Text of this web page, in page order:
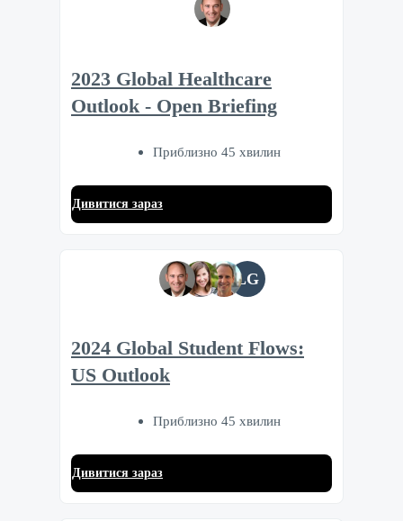
2023 Global Healthcare
Outlook - Open Briefing
Приблизно 45 хвилин
Дивитися зараз
LG
2024 Global Student Flows:
US Outlook
Приблизно 45 хвилин
Дивитися зараз